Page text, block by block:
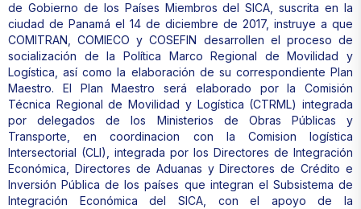
de Gobierno de los Países Miembros del SICA, suscrita en la
ciudad de Panamá el 14 de diciembre de 2017, instruye a que
COMITRAN, COMIECO y COSEFIN desarrollen el proceso de
socialización de la Política Marco Regional de Movilidad y
Logística, así como la elaboración de su correspondiente Plan
Maestro. El Plan Maestro será elaborado por la Comisión
Técnica Regional de Movilidad y Logística (CTRML) integrada
por delegados de los Ministerios de Obras Públicas y
Transporte, en coordinacion con la Comision logística
Intersectorial (CLI), integrada por los Directores de Integración
Económica, Directores de Aduanas y Directores de Crédito e
Inversión Pública de los países que integran el Subsistema de
Integración Económica del SICA, con el apoyo de la